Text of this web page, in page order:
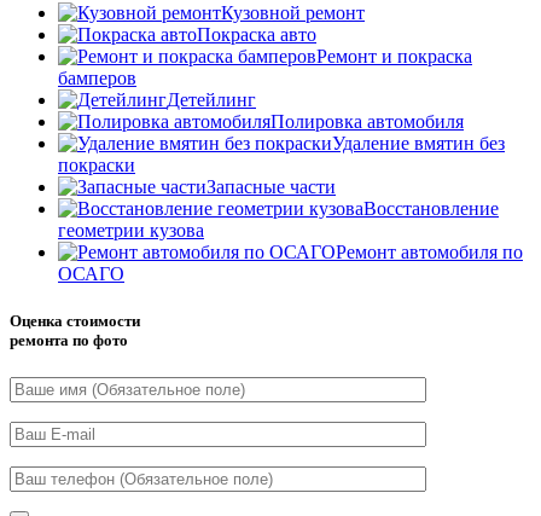
Кузовной ремонт
Покраска авто
Ремонт и покраска
бамперов
Детейлинг
Полировка автомобиля
Удаление вмятин без
покраски
Запасные части
Восстановление
геометрии кузова
Ремонт автомобиля по
ОСАГО
Оценка стоимости
ремонта по фото